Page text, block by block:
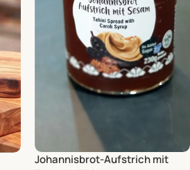
Johannisbrot-Aufstrich mit